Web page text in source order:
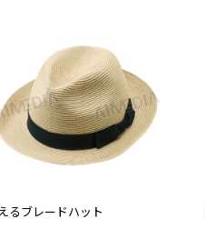
るブレードハット